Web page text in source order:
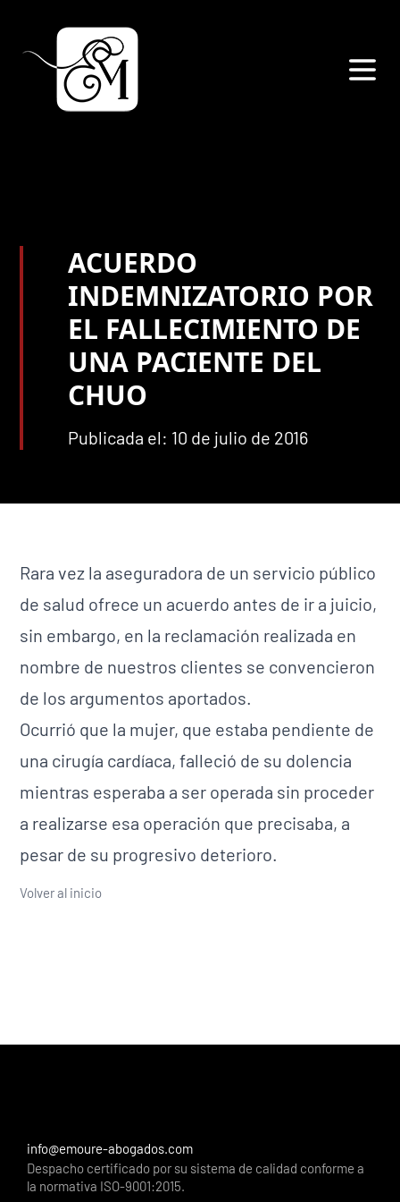
ACUERDO
INDEMNIZATORIO POR
EL FALLECIMIENTO DE
UNA PACIENTE DEL
CHUO
Publicada el: 10 de julio de 2016
Rara vez la aseguradora de un servicio público
de salud ofrece un acuerdo antes de ir a juicio,
sin embargo, en la reclamación realizada en
nombre de nuestros clientes se convencieron
de los argumentos aportados.
Ocurrió que la mujer, que estaba pendiente de
una cirugía cardíaca, falleció de su dolencia
mientras esperaba a ser operada sin proceder
a realizarse esa operación que precisaba, a
pesar de su progresivo deterioro.
Volver al inicio
info@emoure-abogados.com
Despacho certificado por su sistema de calidad conforme a
la normativa ISO-9001:2015.